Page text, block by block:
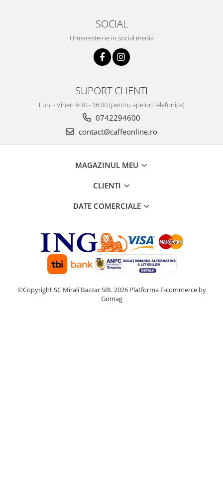
SOCIAL
Urmareste-ne in social media
SUPORT CLIENTI
Luni - Vineri 9:30 - 16:00 (pentru apeluri telefonice)
0742294600
contact@caffeonline.ro
MAGAZINUL MEU
CLIENTI
DATE COMERCIALE
©Copyright SC Mirali Bazzar SRL 2026 Platforma E-commerce by
Gomag